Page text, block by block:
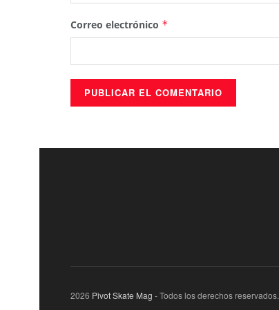
Correo electrónico *
2026 Pivot Skate Mag - Todos los derechos reservados.